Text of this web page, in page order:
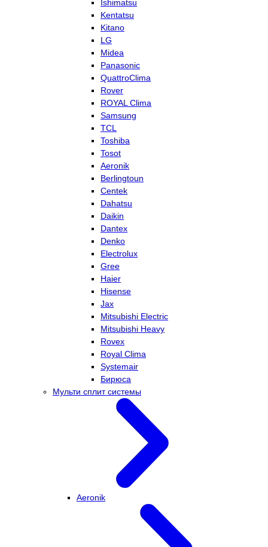
Ishimatsu
Kentatsu
Kitano
LG
Midea
Panasonic
QuattroClima
Rover
ROYAL Clima
Samsung
TCL
Toshiba
Tosot
Aeronik
Berlingtoun
Centek
Dahatsu
Daikin
Dantex
Denko
Electrolux
Gree
Haier
Hisense
Jax
Mitsubishi Electric
Mitsubishi Heavy
Rovex
Royal Clima
Systemair
Бирюса
Мульти сплит системы
Aeronik